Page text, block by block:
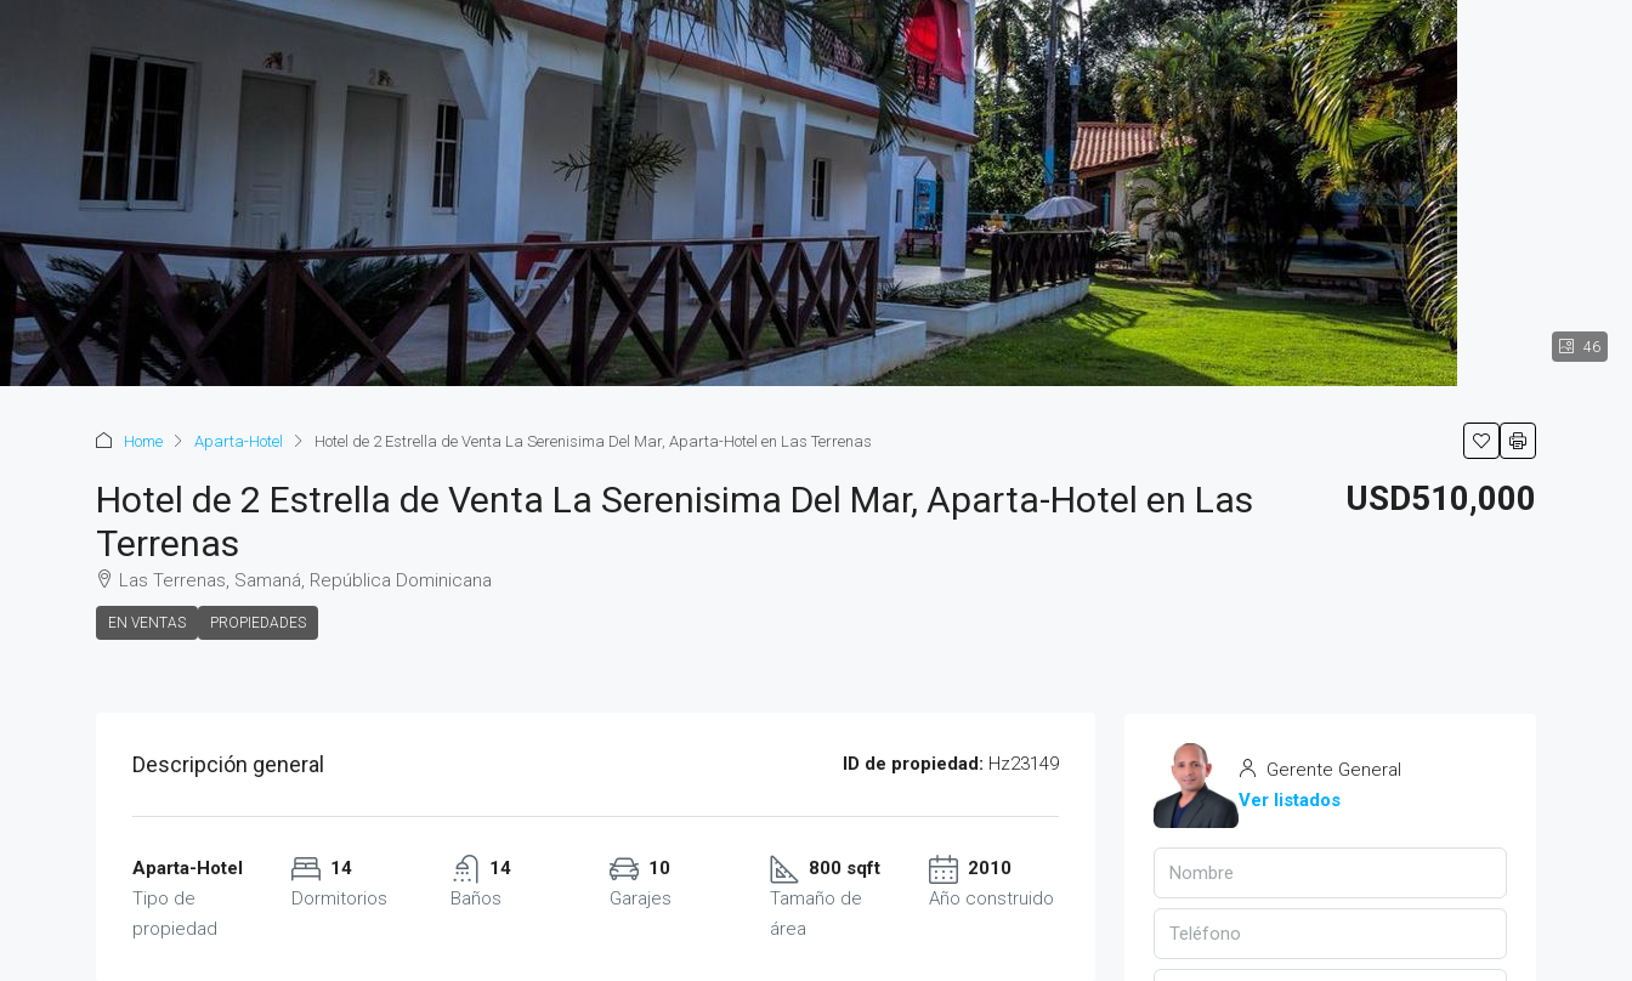
46
Home Aparta-Hotel Hotel de 2 Estrella de Venta La Serenisima Del Mar, Aparta-Hotel en Las Terrenas
Hotel de 2 Estrella de Venta La Serenisima Del Mar, Aparta-Hotel en Las
Terrenas
Las Terrenas, Samaná, República Dominicana
EN VENTAS PROPIEDADES
USD510,000
Descripción general ID de propiedad: Hz23149
Aparta-Hotel
Tipo de
propiedad
14
Dormitorios
14
Baños
10
Garajes
800 sqft
Tamaño de
área
2010
Año construido
Gerente General
Ver listados